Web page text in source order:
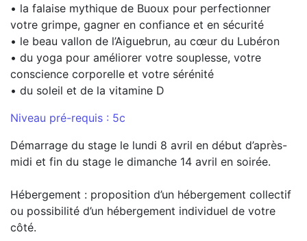
• la falaise mythique de Buoux pour perfectionner
votre grimpe, gagner en confiance et en sécurité
• le beau vallon de l’Aiguebrun, au cœur du Lubéron
• du yoga pour améliorer votre souplesse, votre
conscience corporelle et votre sérénité
• du soleil et de la vitamine D
Niveau pré-requis : 5c
Démarrage du stage le lundi 8 avril en début d’après-
midi et fin du stage le dimanche 14 avril en soirée.
Hébergement : proposition d’un hébergement collectif
ou possibilité d’un hébergement individuel de votre
côté.